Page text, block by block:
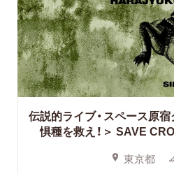
伝説的ライブ・スペース原
惧種を救え！＞ SAVE
東京都